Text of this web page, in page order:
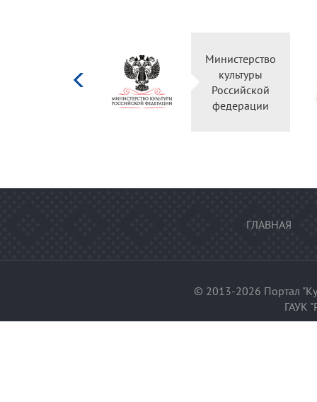
Министерство
культуры
Российской
федерации
ГЛАВНАЯ
© 2013-2026 Портал
ГАУК